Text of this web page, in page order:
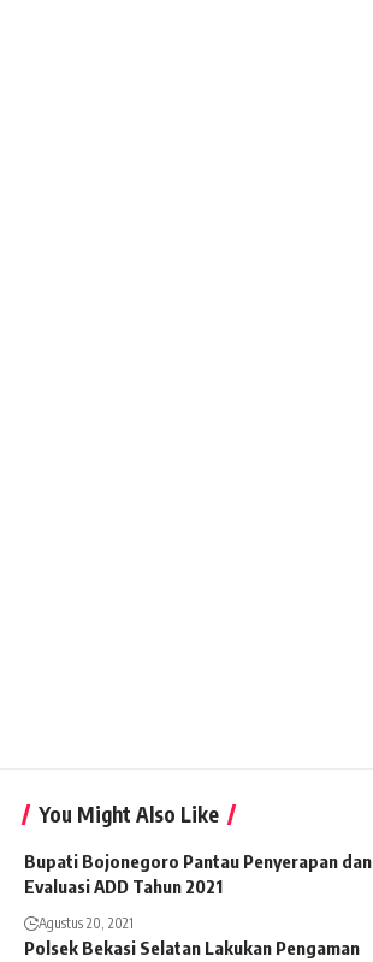
You Might Also Like
Bupati Bojonegoro Pantau Penyerapan dan
Evaluasi ADD Tahun 2021
Agustus 20, 2021
Polsek Bekasi Selatan Lakukan Pengaman